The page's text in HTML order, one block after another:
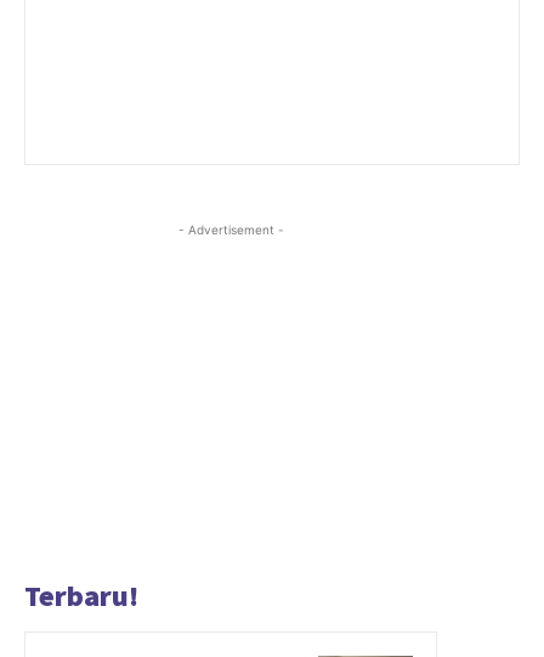
- Advertisement -
Terbaru!